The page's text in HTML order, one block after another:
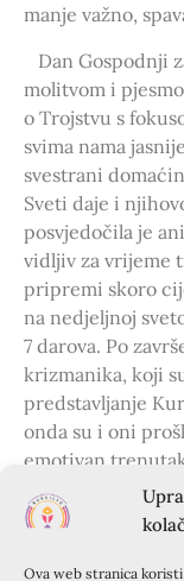
Ova web stranica
manje važno,
Dan Gospodnji
molitvom i
o Trojstvu s
svima nama
svestrani
Sveti daje i
posvjedočila je
vidljiv za vrijeme
pripremi skoro
na nedjeljnoj
7 darova. Po
krizmanika, koji
predstavljanje
onda su i oni
emotivan
mladi napisali.
fotografiju,
svježi, izgleda da